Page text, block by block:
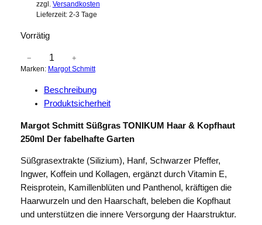
zzgl. Versandkosten
Lieferzeit: 2-3 Tage
Vorrätig
M
a
t
S
h
m
i
t
t
− +
Marken: Margot Schmitt
Beschreibung
Produktsicherheit
Margot Schmitt Süßgras TONIKUM Haar & Kopfhaut
250ml Der fabelhafte Garten
Süßgrasextrakte (Silizium), Hanf, Schwarzer Pfeffer,
Ingwer, Koffein und Kollagen, ergänzt durch Vitamin E,
Reisprotein, Kamillenblüten und Panthenol, kräftigen die
Haarwurzeln und den Haarschaft, beleben die Kopfhaut
und unterstützen die innere Versorgung der Haarstruktur.